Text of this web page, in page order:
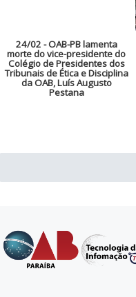
24/02 - OAB-PB lamenta
morte do vice-presidente do
Colégio de Presidentes dos
Tribunais de Ética e Disciplina
da OAB, Luís Augusto
Pestana